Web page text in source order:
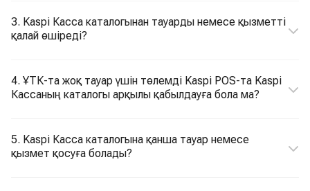
3. Kaspi Касса каталогынан тауарды немесе қызметті
қалай өшіреді?
4. ҰТК-та жоқ тауар үшін төлемді Kaspi POS-та Kaspi
Кассаның каталогы арқылы қабылдауға бола ма?
5. Kaspi Касса каталогына қанша тауар немесе
қызмет қосуға болады?